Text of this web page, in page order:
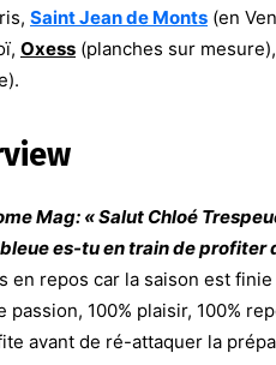
Saint Jean de Monts (en
Oxess (planches sur mesure),
Mag: « Salut Chloé
es-tu en train de profiter
en repos car la saison est
passion, 100% plaisir, 100%
avant de ré-attaquer la